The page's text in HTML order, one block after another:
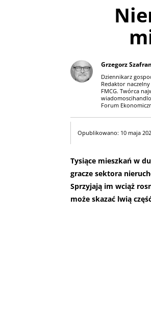
Grzegorz
Dziennikarz
Redaktor
FMCG. Twórca
Forum
Opublikowano: 10 maja
Tysiące mieszkań w
gracze sektora
Sprzyjają im wciąż
może skazać lwią